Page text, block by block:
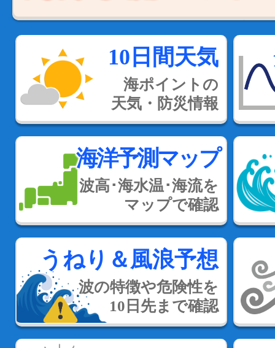
10日間天気
海ポイントの
天気・防災情報
海洋予測マップ
波高･海水温･海流を
マップで確認
うねり＆風浪予想
波の特徴や危険性を
10日先まで確認